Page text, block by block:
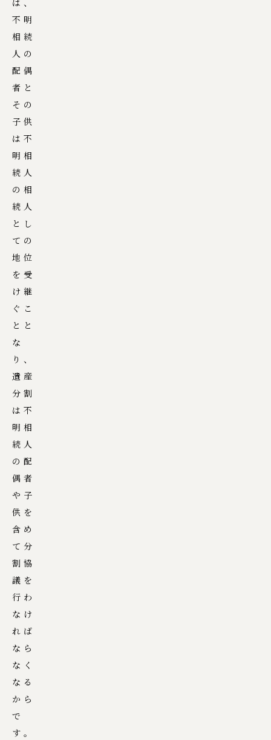
は、
不明
相続
人の
配偶
者と
その
子供
は不
明相
続人
の相
続人
とし
ての
地位
を受
け継
ぐこ
とと
な
り、
遺産
分割
は不
明相
続人
の配
偶者
や子
供を
含め
て分
割協
議を
行わ
なけ
れば
なら
なく
なる
から
で
す。